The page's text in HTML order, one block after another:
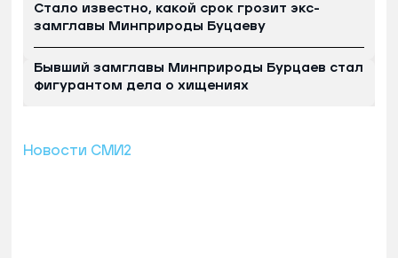
Стало известно, какой срок грозит экс-
замглавы Минприроды Буцаеву
Бывший замглавы Минприроды Бурцаев стал
фигурантом дела о хищениях
Новости СМИ2